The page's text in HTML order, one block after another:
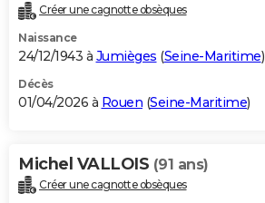
Créer une cagnotte obsèques
Naissance
24/12/1943 à Jumièges (Seine-Maritime)
Décès
01/04/2026 à Rouen (Seine-Maritime)
Michel VALLOIS (91 ans)
Créer une cagnotte obsèques